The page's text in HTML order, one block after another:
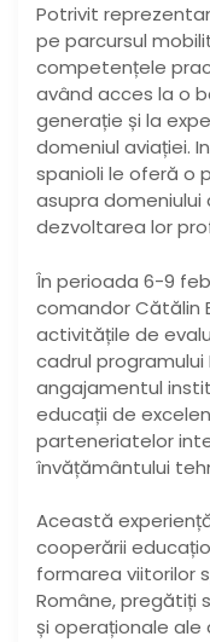
Potrivit
pe parcursul
competențele
având acces la o
generație și la
domeniul aviației.
spanioli le oferă o
asupra
dezvoltarea lor
În perioada 6-9
comandor Cătălin
activitățile de
cadrul programului
angajamentul
educații de
parteneriatelor
învățământului
Această
cooperării
formarea viitorilor
Române, pregătiți
și operaționale ale